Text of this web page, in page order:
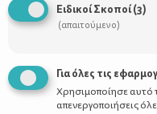
Ειδικοί Σκοποί(3)
(απαιτούμενο)
Για όλες τις
Χρησιμοποίησε αυτό
απενεργοποιήσεις